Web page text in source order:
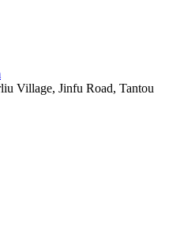
Village, Jinfu Road, Tantou